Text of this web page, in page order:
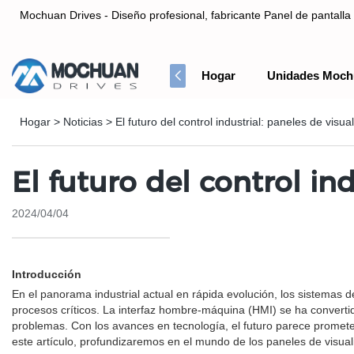
Mochuan Drives - Diseño profesional, fabricante Panel de
Hogar Unidades
Hogar > Noticias > El futuro del control industrial: paneles de
El futuro del control
2024/04/04
Introducción
En el panorama industrial actual en rápida evolución, los sistemas
procesos críticos. La interfaz hombre-máquina (HMI) se ha
problemas. Con los avances en tecnología, el futuro parece
este artículo, profundizaremos en el mundo de los paneles de